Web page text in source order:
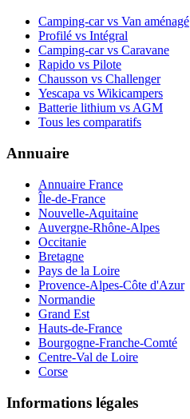
Camping-car vs Van aménagé
Profilé vs Intégral
Camping-car vs Caravane
Rapido vs Pilote
Chausson vs Challenger
Yescapa vs Wikicampers
Batterie lithium vs AGM
Tous les comparatifs
Annuaire
Annuaire France
Île-de-France
Nouvelle-Aquitaine
Auvergne-Rhône-Alpes
Occitanie
Bretagne
Pays de la Loire
Provence-Alpes-Côte d'Azur
Normandie
Grand Est
Hauts-de-France
Bourgogne-Franche-Comté
Centre-Val de Loire
Corse
Informations légales